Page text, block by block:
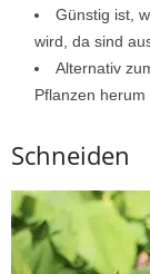
Günstig ist,
wird, da sind
Alternativ
Pflanzen
Schneiden